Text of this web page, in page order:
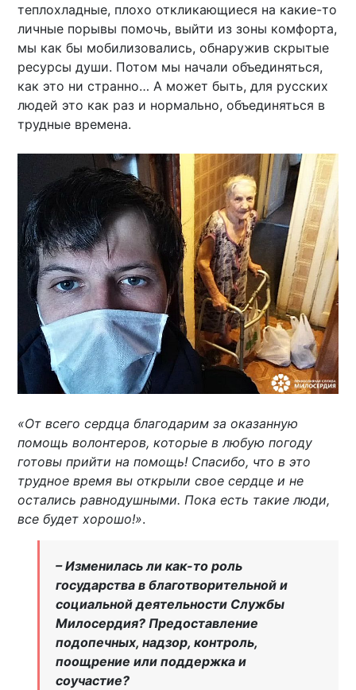
теплохладные, плохо откликающиеся на какие-то
личные порывы помочь, выйти из зоны комфорта,
мы как бы мобилизовались, обнаружив скрытые
ресурсы души. Потом мы начали объединяться,
как это ни странно… А может быть, для русских
людей это как раз и нормально, объединяться в
трудные времена.
«От всего сердца благодарим за оказанную
помощь волонтеров, которые в любую погоду
готовы прийти на помощь! Спасибо, что в это
трудное время вы открыли свое сердце и не
остались равнодушными. Пока есть такие люди,
все будет хорошо!».
– Изменилась ли как-то роль
государства в благотворительной и
социальной деятельности Службы
Милосердия? Предоставление
подопечных, надзор, контроль,
поощрение или поддержка и
соучастие?